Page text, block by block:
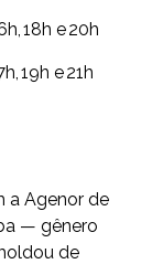
18h e 20h
19h e 21h
a Agenor de
— gênero
de